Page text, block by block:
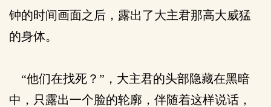
钟的时间画面之后，露出了大主君那高大威猛
的身体。
“他们在找死？”，大主君的头部隐藏在黑暗
中，只露出一个脸的轮廓，伴随着这样说话，